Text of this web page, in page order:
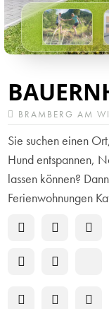
BRAMBERG AM
Sie suchen einen
Hund entspannen,
lassen können?
Ferienwohnungen